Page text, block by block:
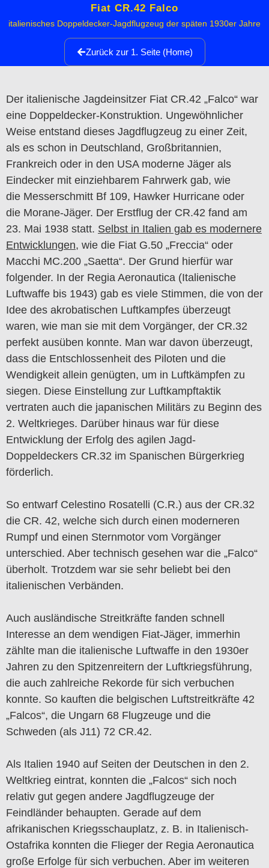
Fiat CR.42 Falco
italienisches Doppeldecker-Jagdflugzeug der späten 1930er Jahre
Zurück zur 1. Seite (Home)
Der italienische Jagdeinsitzer Fiat CR.42 „Falco“ war
eine Doppeldecker-Konstruktion. Ungewöhnlicher
Weise entstand dieses Jagdflugzeug zu einer Zeit,
als es schon in Deutschland, Großbritannien,
Frankreich oder in den USA moderne Jäger als
Eindecker mit einziehbarem Fahrwerk gab, wie
die Messerschmitt Bf 109, Hawker Hurricane oder
die Morane-Jäger. Der Erstflug der CR.42 fand am
23. Mai 1938 statt. Selbst in Italien gab es modernere
Entwicklungen, wie die Fiat G.50 „Freccia“ oder
Macchi MC.200 „Saetta“. Der Grund hierfür war
folgender. In der Regia Aeronautica (Italienische
Luftwaffe bis 1943) gab es viele Stimmen, die von der
Idee des akrobatischen Luftkampfes überzeugt
waren, wie man sie mit dem Vorgänger, der CR.32
perfekt ausüben konnte. Man war davon überzeugt,
dass die Entschlossenheit des Piloten und die
Wendigkeit allein genügten, um in Luftkämpfen zu
siegen. Diese Einstellung zur Luftkampftaktik
vertraten auch die japanischen Militärs zu Beginn des
2. Weltkrieges. Darüber hinaus war für diese
Entwicklung der Erfolg des agilen Jagd-
Doppeldeckers CR.32 im Spanischen Bürgerkrieg
förderlich.
So entwarf Celestino Rosatelli (C.R.) aus der CR.32
die CR. 42, welche sich durch einen moderneren
Rumpf und einen Sternmotor vom Vorgänger
unterschied. Aber technisch gesehen war die „Falco“
überholt. Trotzdem war sie sehr beliebt bei den
italienischen Verbänden.
Auch ausländische Streitkräfte fanden schnell
Interesse an dem wendigen Fiat-Jäger, immerhin
zählte man die italienische Luftwaffe in den 1930er
Jahren zu den Spitzenreitern der Luftkriegsführung,
die auch zahlreiche Rekorde für sich verbuchen
konnte. So kauften die belgischen Luftstreitkräfte 42
„Falcos“, die Ungarn 68 Flugzeuge und die
Schweden (als J11) 72 CR.42.
Als Italien 1940 auf Seiten der Deutschen in den 2.
Weltkrieg eintrat, konnten die „Falcos“ sich noch
relativ gut gegen andere Jagdflugzeuge der
Feindländer behaupten. Gerade auf dem
afrikanischen Kriegsschauplatz, z. B. in Italienisch-
Ostafrika konnten die Flieger der Regia Aeronautica
große Erfolge für sich verbuchen. Aber im weiteren